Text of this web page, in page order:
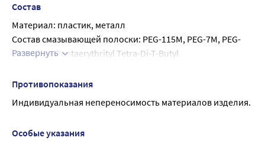
Состав
Материал: пластик, металл
Состав смазывающей полоски: PEG-115M, PEG-7M, PEG-
100, Silica, Pentaerythrityl Tetra-Di-T-Butyl
Glycol
Развернуть
Противопоказания
Индивидуальная непереносимость материалов изделия.
Особые указания